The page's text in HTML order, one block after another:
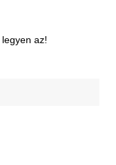
az!